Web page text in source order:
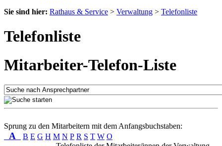
Sie sind hier: Rathaus & Service > Verwaltung > Telefonliste
Telefonliste
Mitarbeiter-Telefon-Liste
Sprung zu den Mitarbeitern mit dem Anfangsbuchstaben:
A B E G H M N P R S T W O